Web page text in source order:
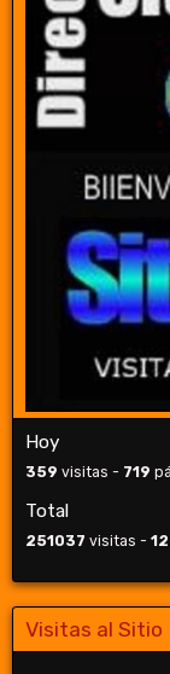
Hoy
359 visitas - 719
Total
251037 visitas -
Visitas al Sitio